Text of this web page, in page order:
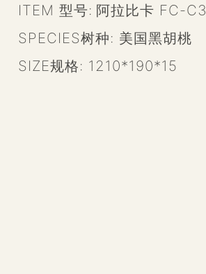
ITEM 型号: 阿拉比卡 FC-
SPECIES树种: 美国黑胡桃
SIZE规格: 1210*190*15